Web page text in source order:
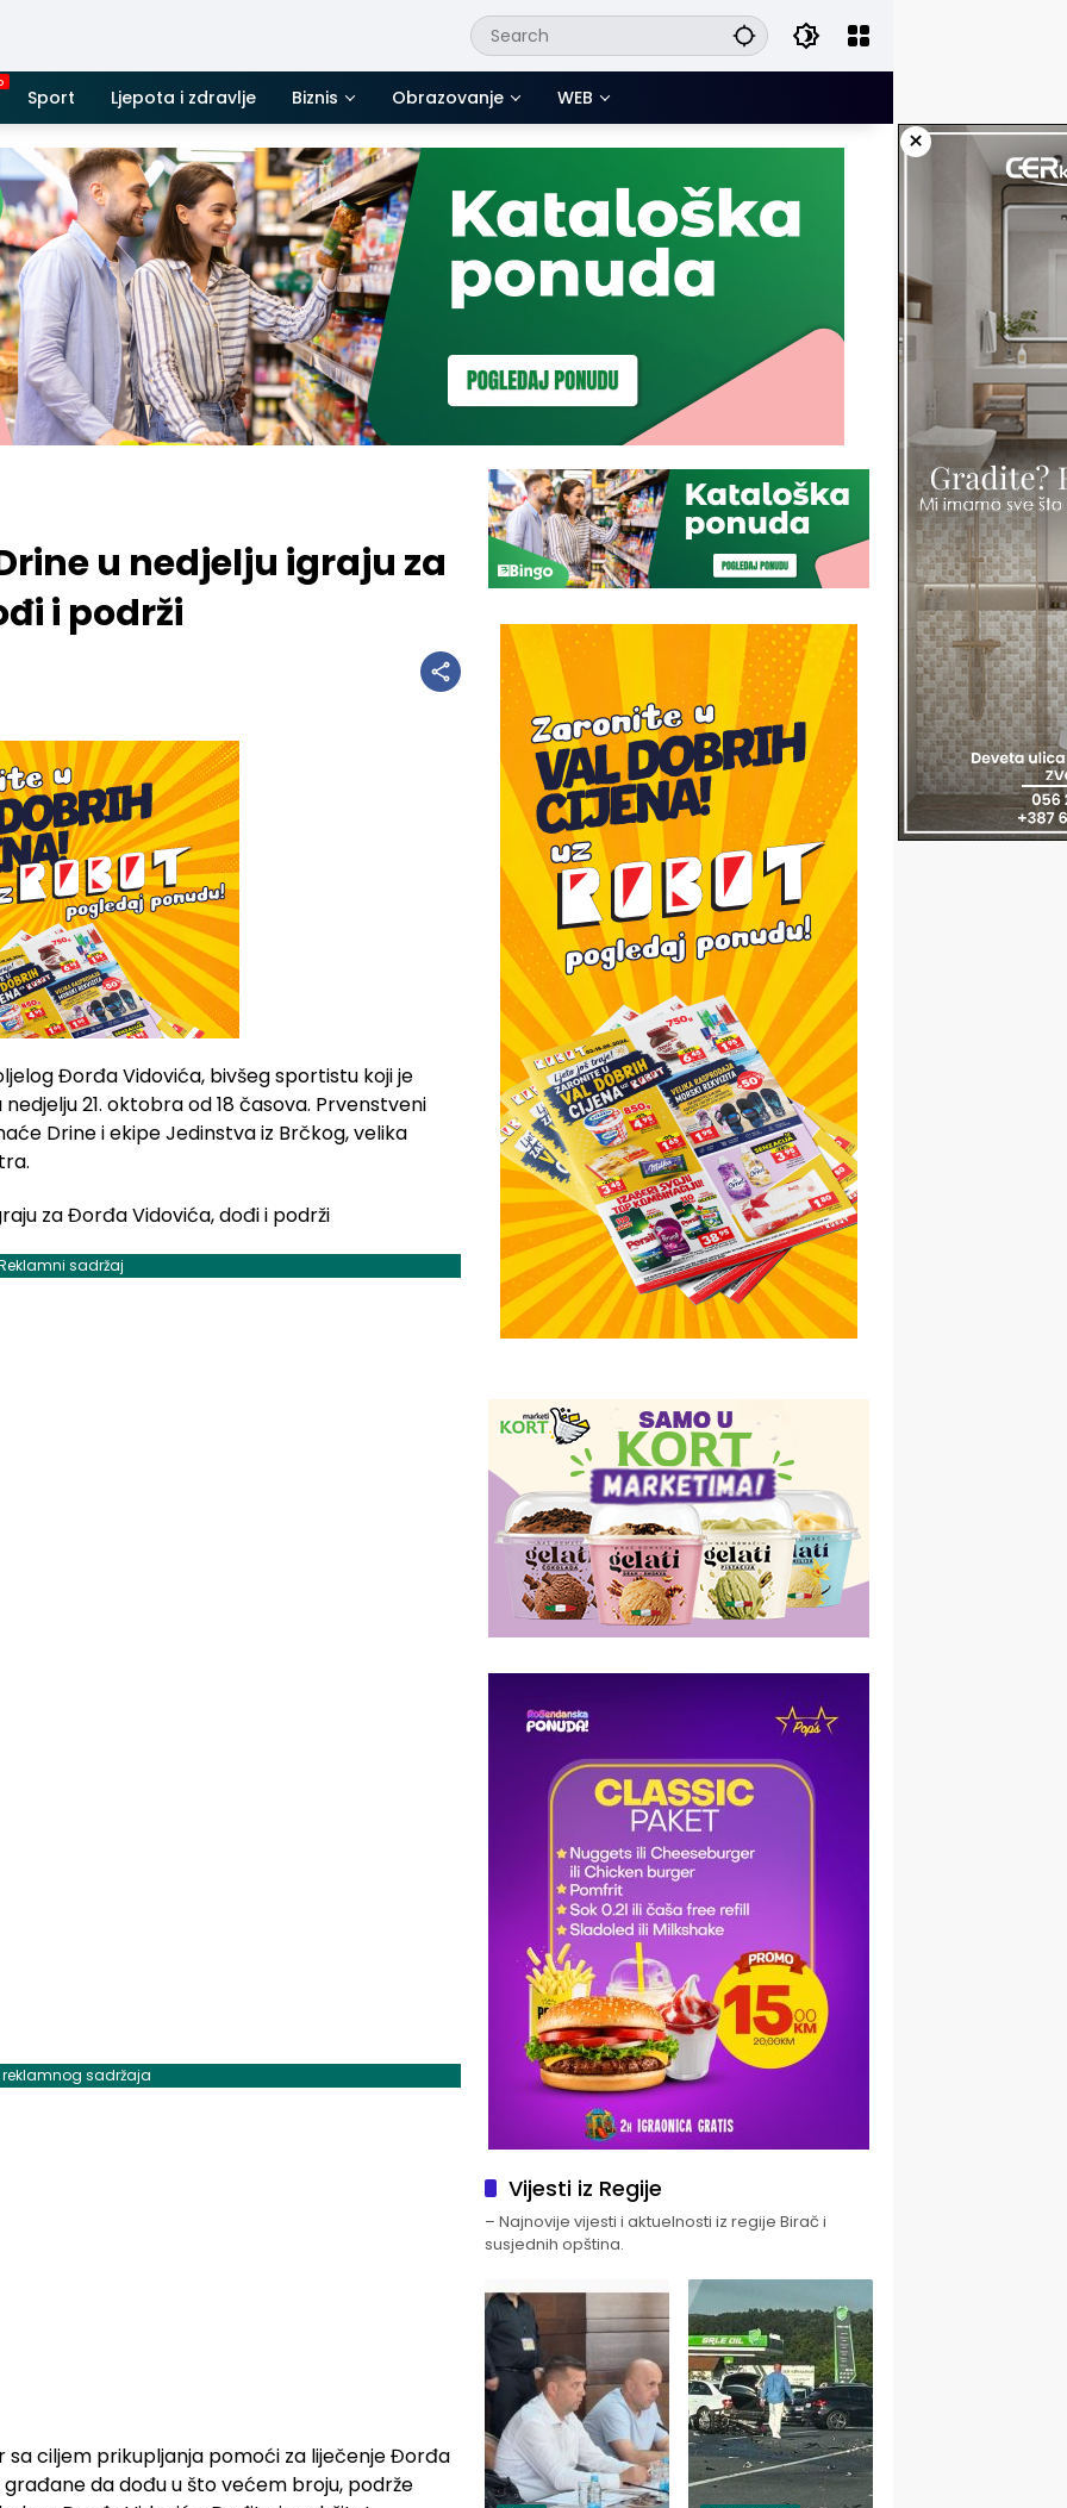
Sport Ljepota i zdravlje Biznis Obrazovanje WEB
×
u nedjelju igraju za
i podrži
Đorđa Vidovića, bivšeg sportistu koji je
21. oktobra od 18 časova. Prvenstveni
Drine i ekipe Jedinstva iz Brčkog, velika
sadržaj
reklamnog sadržaja
ciljem prikupljanja pomoći za liječenje Đorđa
građane da dođu u što većem broju, podrže
Vijesti iz Regije
– Najnovije vijesti i aktuelnosti iz regije Birač i
susjednih opština.